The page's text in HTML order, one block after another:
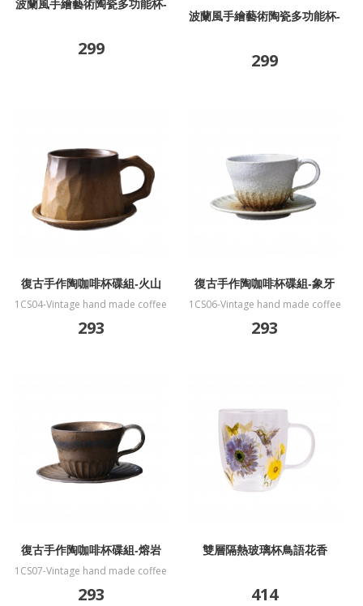
波蘭風手繪藝術陶瓷多功能杯-
299
波蘭風手繪藝術陶瓷多功能杯-
299
復古手作陶咖啡杯碟組-火山
1CS04-Vintage hand made coffee
293
復古手作陶咖啡杯碟組-象牙
1CS06-Vintage hand made coffee
293
復古手作陶咖啡杯碟組-熔岩
1CS07-Vintage hand made coffee
293
雙層隔熱玻璃杯鳥語花香
414